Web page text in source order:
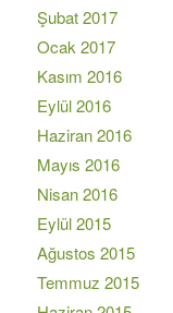
Şubat 2017
Ocak 2017
Kasım 2016
Eylül 2016
Haziran 2016
Mayıs 2016
Nisan 2016
Eylül 2015
Ağustos 2015
Temmuz 2015